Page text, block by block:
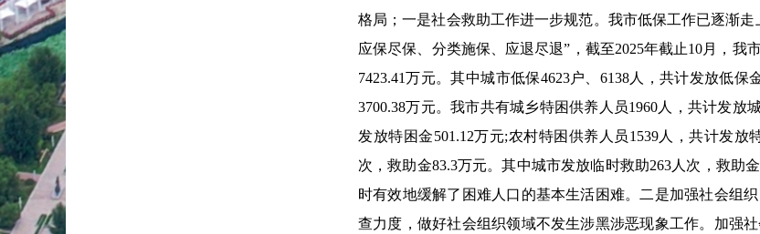
格局；一是社会救助工作进一步规范。我市低保工作已逐渐
应保尽保、分类施保、应退尽退”，截至2025年截止10月，我
7423.41万元。其中城市低保4623户、6138人，共计发放低保
3700.38万元。我市共有城乡特困供养人员1960人，共计发放
发放特困金501.12万元;农村特困供养人员1539人，共计发放
次，救助金83.3万元。其中城市发放临时救助263人次，救助
时有效地缓解了困难人口的基本生活困难。二是加强社会组
查力度，做好社会组织领域不发生涉黑涉恶现象工作。加强